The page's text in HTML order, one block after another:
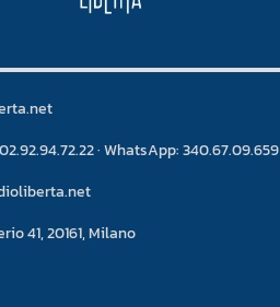
· WhatsApp: 340.67.09.659
41, 20161, Milano